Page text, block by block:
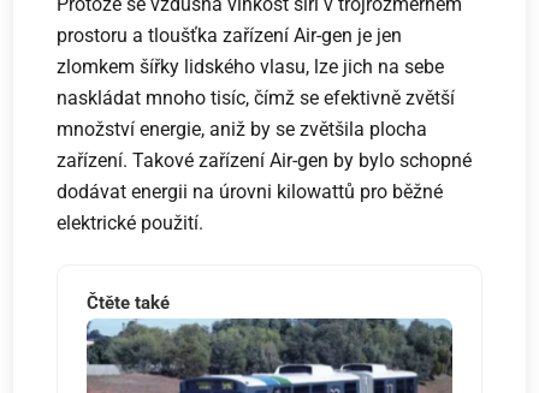
prostoru a tloušťka zařízení Air-gen je jen
zlomkem šířky lidského vlasu, lze jich na sebe
naskládat mnoho tisíc, čímž se efektivně zvětší
množství energie, aniž by se zvětšila plocha
zařízení. Takové zařízení Air-gen by bylo schopné
dodávat energii na úrovni kilowattů pro běžné
elektrické použití.
Čtěte také